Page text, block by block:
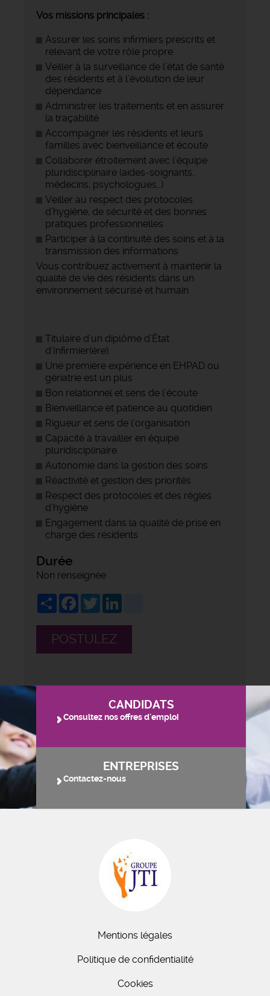
Vos missions principales :
Assurer les soins infirmiers prescrits et
relevant de votre rôle propre
Veiller à la surveillance de l’état de santé
des résidents et à l’évolution de leur
dépendance
Administrer les traitements et en assurer
la traçabilité
Accompagner les résidents et leurs
familles avec bienveillance et écoute
Collaborer étroitement avec l’équipe
pluridisciplinaire (aides-soignants,
médecins, psychologues…)
Veiller au respect des protocoles
d’hygiène, de sécurité et des bonnes
pratiques professionnelles
Participer à la continuité des soins et à la
transmission des informations
Vous contribuez activement à maintenir la
qualité de vie des résidents dans un
environnement sécurisé et humain.
Titulaire d'un diplôme d’État
d’Infirmier(ère)
Une première expérience en EHPAD ou
gériatrie est un plus
Bon relationnel et sens de l’écoute
Bienveillance et patience au quotidien
Rigueur et sens de l’organisation
Capacité à travailler en équipe
pluridisciplinaire
Autonomie dans la gestion des soins
Réactivité et gestion des priorités
Respect des protocoles et des règles
d’hygiène
Engagement dans la qualité de prise en
charge des résidents
Durée
Non renseignée
ShareFacebook
Twitter
POSTULEZ
CANDIDATS
Consultez nos offres d'emploi
ENTREPRISES
Contactez-nous
Mentions légales
Politique de confidentialité
Cookies